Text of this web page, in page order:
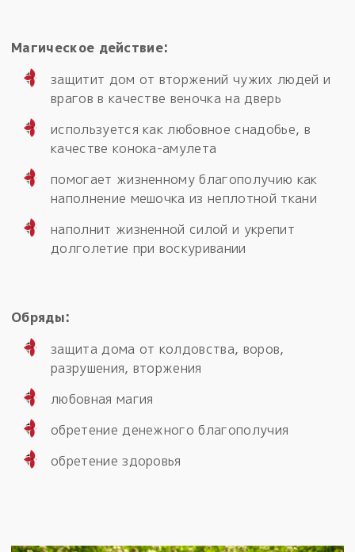
Магическое действие:
защитит дом от вторжений чужих людей и
врагов в качестве веночка на дверь
используется как любовное снадобье, в
качестве конока-амулета
помогает жизненному благополучию как
наполнение мешочка из неплотной ткани
наполнит жизненной силой и укрепит
долголетие при воскуривании
Обряды:
защита дома от колдовства, воров,
разрушения, вторжения
любовная магия
обретение денежного благополучия
обретение здоровья